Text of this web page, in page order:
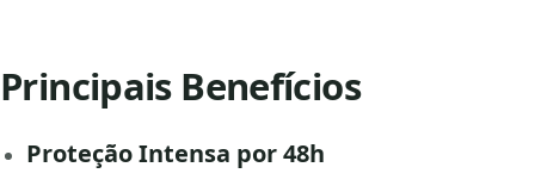
Principais Benefícios
Proteção Intensa por 48h